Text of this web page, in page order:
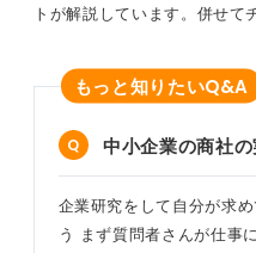
トが解説しています。併せて
もっと知りたいQ&A
中小企業の商社の
企業研究をして自分が求
う まず質問者さんが仕事